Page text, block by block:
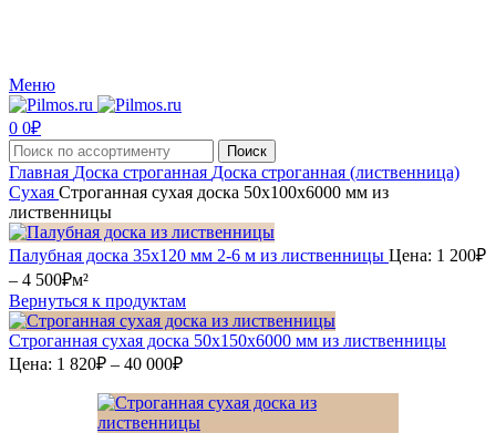
Меню
0 0₽
Поиск
Главная Доска строганная Доска строганная (лиственница)
Сухая Строганная сухая доска 50x100x6000 мм из
лиственницы
Палубная доска 35х120 мм 2-6 м из лиственницы Цена: 1 200₽
– 4 500₽Диапазон
цен:
1
200₽
–
500₽
м²
Вернуться к продуктам
Строганная сухая доска 50x150x6000 мм из лиственницы
Цена: 1 820₽ – 40 000₽Диапазон
1
820₽